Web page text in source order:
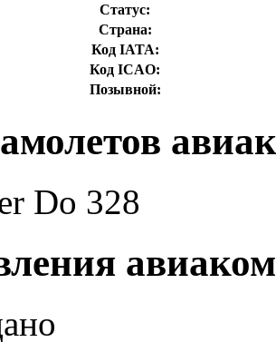
Статус:
Страна:
Код IATA:
Код ICAO:
Позывной:
Do 328